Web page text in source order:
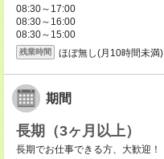
08:30～17:00
08:30～16:00
08:30～15:00
残業時間 ほぼ無し(月10時間未満)
期間
長期（3ヶ月以上）
長期でお仕事できる方、大歓迎！